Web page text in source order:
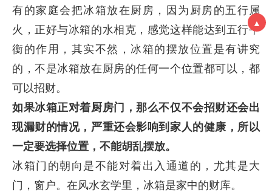
有的家庭会把冰箱放在厨房，因为厨房的五行属
火，正好与冰箱的水相克，感觉这样能达到五行平
衡的作用，其实不然，冰箱的摆放位置是有讲究
的，不是冰箱放在厨房的任何一个位置都可以，都
可以招财。
如果冰箱正对着厨房门，那么不仅不会招财还会出
现漏财的情况，严重还会影响到家人的健康，所以
一定要选择位置，不能胡乱摆放。
冰箱门的朝向是不能对着出入通道的，尤其是大
门，窗户。在风水玄学里，冰箱是家中的财库。
▲